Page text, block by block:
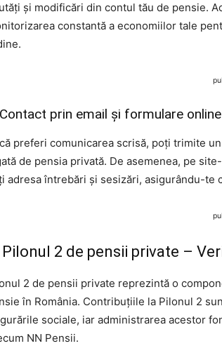
și modificări din contul tău de pensie.
constantă a economiilor tale
prin email și formulare online
preferi comunicarea scrisă, poți trimite
de pensia privată. De asemenea, pe
adresa întrebări și sesizări, asigurându-te
Pilonul 2 de pensii private –
2 de pensii private reprezintă o
în România. Contribuțiile la Pilonul 2
sociale, iar administrarea acestor
NN Pensii.